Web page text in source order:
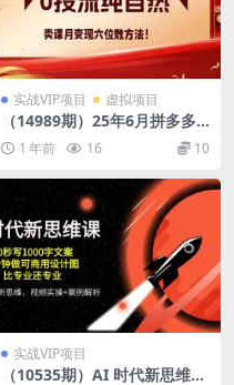
实战VIP项目 虚拟项目
（14989期）25年6月拼多多
最新日引300+付费创业粉，0
投流纯自热 卖课月变现六位数
方法
1 年前 16 10
实战VIP项目
（10535期）AI 时代新思维